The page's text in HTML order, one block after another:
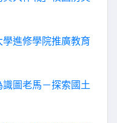
進修學院推廣教育
圖老馬－探索國土